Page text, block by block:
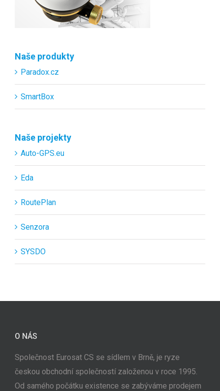
Naše produkty
Paradox.cz
SmartBox
Naše projekty
Auto-GPS.eu
Eda
RoutePlan
Senzora
SYSDO
O NÁS
Společnost Eurosat CS se sídlem v Brně, je ryze
českou obchodní společností založenou v roce 1995.
Od samého počátku existence se zabýváme prodejem